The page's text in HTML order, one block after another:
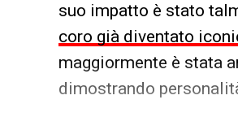
suo impatto è stato
coro già diventato
maggiormente è stata
dimostrando